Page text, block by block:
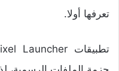
تعرفها أولا.